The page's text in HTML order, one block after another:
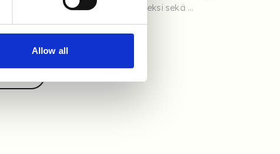
Allow all
rekrytointivälineiden omaksumiseksi sekä ...